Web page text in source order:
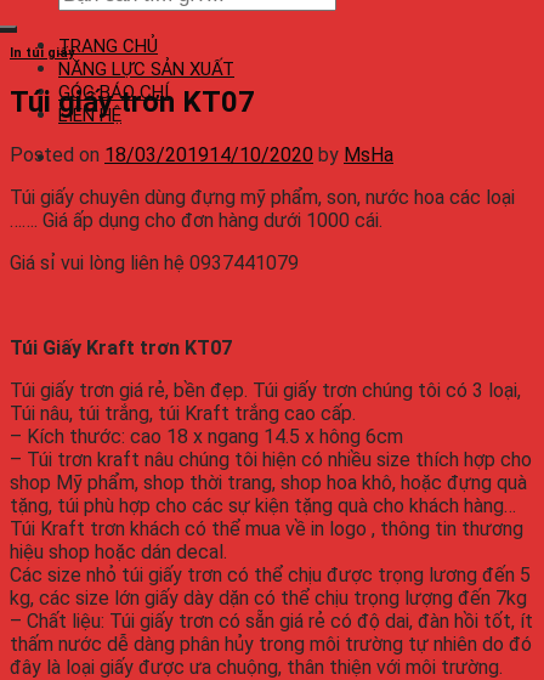
TRANG CHỦ
NĂNG LỰC SẢN XUẤT
GÓC BÁO CHÍ
LIÊN HỆ
In túi giấy
Túi giấy trơn KT07
Posted on 18/03/201914/10/2020 by MsHa
Túi giấy chuyên dùng đựng mỹ phẩm, son, nước hoa các loại
……. Giá ấp dụng cho đơn hàng dưới 1000 cái.
Giá sỉ vui lòng liên hệ 0937441079
Túi Giấy Kraft trơn KT07
Túi giấy trơn giá rẻ, bền đẹp. Túi giấy trơn chúng tôi có 3 loại,
Túi nâu, túi trắng, túi Kraft trắng cao cấp.
– Kích thước: cao 18 x ngang 14.5 x hông 6cm
– Túi trơn kraft nâu chúng tôi hiện có nhiều size thích hợp cho
shop Mỹ phẩm, shop thời trang, shop hoa khô, hoặc đựng quà
tặng, túi phù hợp cho các sự kiện tặng quà cho khách hàng…
Túi Kraft trơn khách có thể mua về in logo , thông tin thương
hiệu shop hoặc dán decal.
Các size nhỏ túi giấy trơn có thể chịu được trọng lương đến 5
kg, các size lớn giấy dày dặn có thể chịu trọng lượng đến 7kg
– Chất liệu: Túi giấy trơn có sẵn giá rẻ có độ dai, đàn hồi tốt, ít
thấm nước dễ dàng phân hủy trong môi trường tự nhiên do đó
đây là loại giấy được ưa chuộng, thân thiện với môi trường.